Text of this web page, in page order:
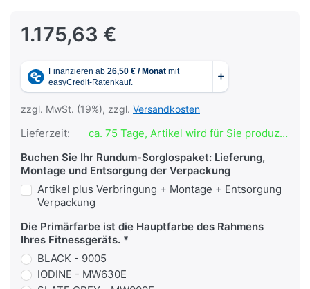
1.175,63 €
zzgl. MwSt. (19%), zzgl. Versandkosten
Lieferzeit:
ca. 75 Tage, Artikel wird für Sie produziert
Buchen Sie Ihr Rundum-Sorglospaket: Lieferung,
Montage und Entsorgung der Verpackung
Artikel plus Verbringung + Montage + Entsorgung
Verpackung
Die Primärfarbe ist die Hauptfarbe des Rahmens
Ihres Fitnessgeräts.
BLACK - 9005
IODINE - MW630E